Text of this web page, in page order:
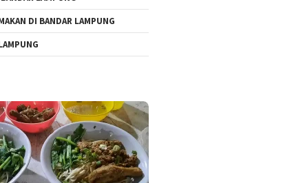
DI BANDAR LAMPUNG